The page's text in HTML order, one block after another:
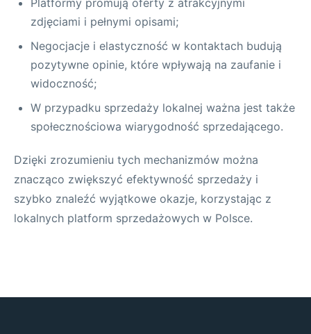
zdjęciami i pełnymi opisami;
Negocjacje i elastyczność w kontaktach budują
pozytywne opinie, które wpływają na zaufanie i
widoczność;
W przypadku sprzedaży lokalnej ważna jest także
społecznościowa wiarygodność sprzedającego.
Dzięki zrozumieniu tych mechanizmów można
znacząco zwiększyć efektywność sprzedaży i
szybko znaleźć wyjątkowe okazje, korzystając z
lokalnych platform sprzedażowych w Polsce.